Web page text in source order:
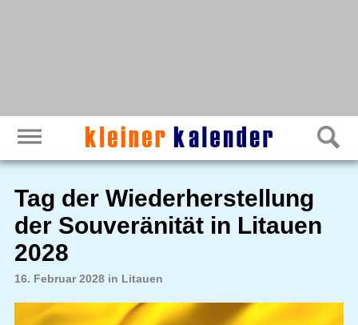
Tag der Wiederherstellung
der Souveränität in Litauen
2028
16. Februar 2028 in Litauen